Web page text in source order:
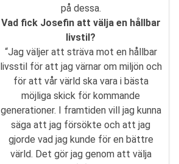
på dessa.
Vad fick Josefin att välja en hållbar
livstil?
“Jag väljer att sträva mot en hållbar
livsstil för att jag värnar om miljön och
för att vår värld ska vara i bästa
möjliga skick för kommande
generationer. I framtiden vill jag kunna
säga att jag försökte och att jag
gjorde vad jag kunde för en bättre
värld. Det gör jag genom att välja